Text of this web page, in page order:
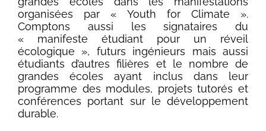
organisées par « Youth for Climate ».
Comptons aussi les signataires du
« manifeste étudiant pour un réveil
écologique », futurs ingénieurs mais aussi
étudiants d’autres filières et le nombre de
grandes écoles ayant inclus dans leur
programme des modules, projets tutorés et
conférences portant sur le développement
durable.